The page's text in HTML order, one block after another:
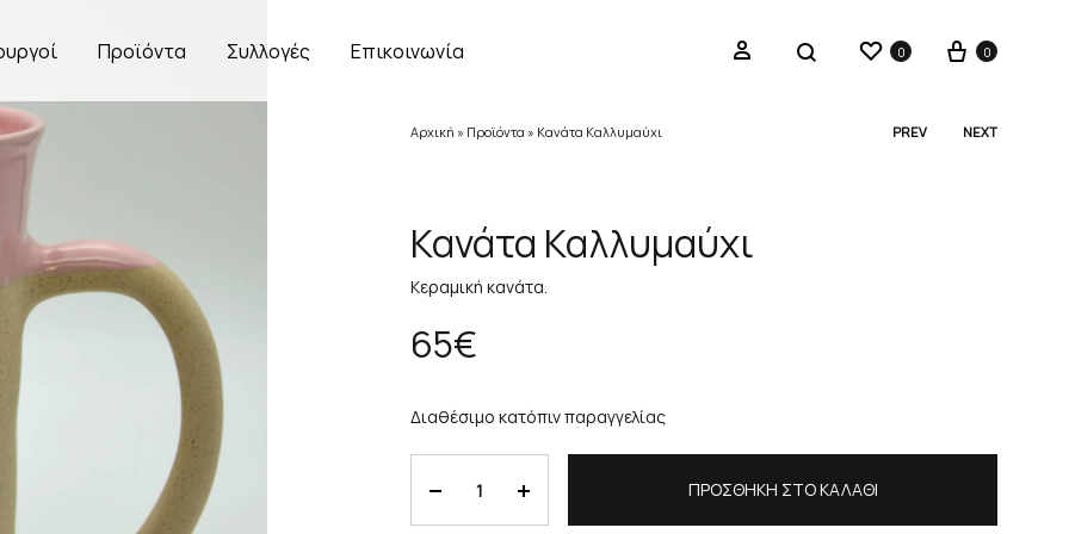
Προϊόντα Συλλογές Επικοινωνία Sign in Search Wishlist
0 Cart
0
Αρχική » Προϊόντα » Κανάτα Καλλυμαύχι
Product
PREV NEXT
Κανάτα Καλλυμαύχι
Κεραμική κανάτα.
65€
Διαθέσιμο κατόπιν παραγγελίας
ΠΡΟΣΘΉΚΗ ΣΤΟ ΚΑΛΆΘΙ